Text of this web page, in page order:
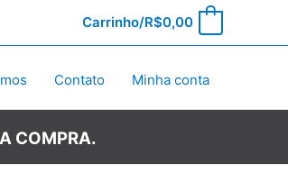
Carrinho/R$0,00
Contato Minha conta
COMPRA.